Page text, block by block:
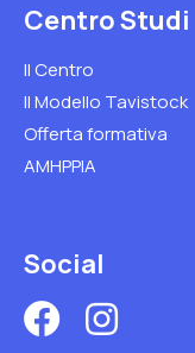
Centro Studi
Il Centro
Il Modello Tavistock
Offerta formativa
AMHPPIA
Social